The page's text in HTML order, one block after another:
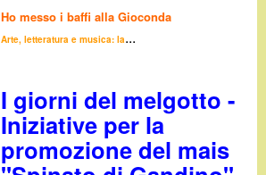
Ho messo i baffi alla Gioconda
Arte, letteratura e musica: la...
I giorni del melgotto -
Iniziative per la
promozione del mais